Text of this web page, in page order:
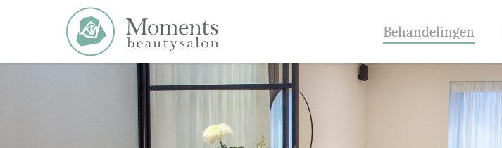
Behandelingen